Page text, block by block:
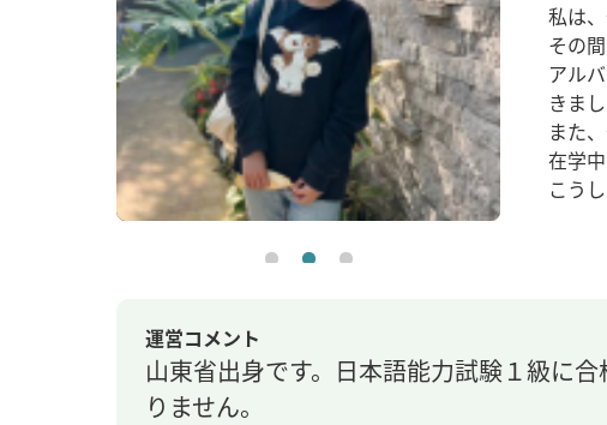
私は
その
アル
きまし
また
在学
こう
運営コメント
山東省出身です。日本語能力試験１級に
りません。